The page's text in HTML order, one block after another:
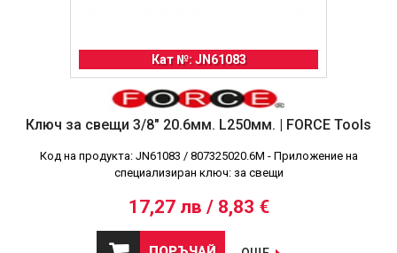
Кат №: JN61083
Ключ за свещи 3/8" 20.6мм. L250мм. | FORCE Tools
Код на продукта: JN61083 / 807325020.6M - Приложение на
специализиран ключ: за свещи
17,27 лв / 8,83 €